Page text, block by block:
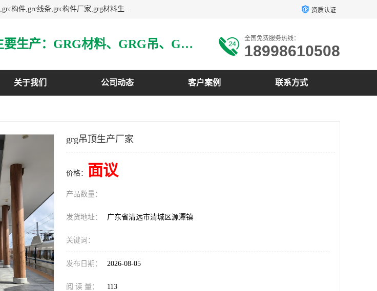
主营广东grg厂家,广东grc厂家,grg材料,grc材料,grg厂家,grc厂家,grg吊顶,grg造型,grg构件,grc构件,grc线条,grc构件厂家,grg材料生产厂家,grg材料定制,uhpc,uhpc厂家,uhpc外墙挂板,uhpc镂空幕墙板,3万平方厂房,如果您对我公司的产品服务感兴趣,请联系我们. 资质认证
主要生产：GRG材料、GRG吊、GRG构件、GRG线条、GRG艺术造型、GRG吊材料等 全国免费服务热线：
18998610508
关于我们 公司动态 客户案例 联系方式
grg吊顶生产厂家
价格： 面议
产品数量：
发货地址： 广东省清远市清城区源潭镇
关键词：
发布日期： 2026-08-05
阅 读 量： 113